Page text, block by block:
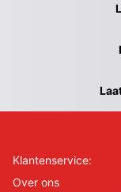
Klantenservice:
Over ons